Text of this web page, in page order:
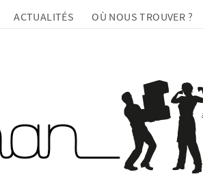
ACTUALITÉS OÙ NOUS TROUVER ?